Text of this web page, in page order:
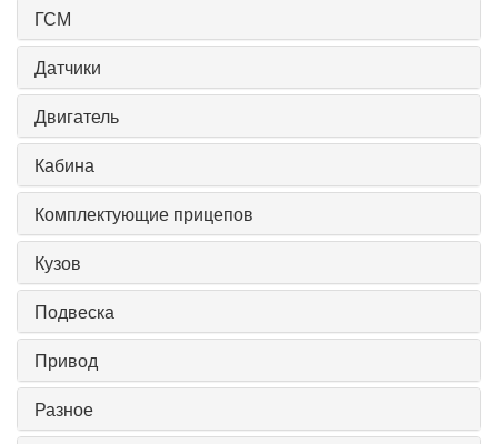
ГСМ
Датчики
Двигатель
Кабина
Комплектующие прицепов
Кузов
Подвеска
Привод
Разное